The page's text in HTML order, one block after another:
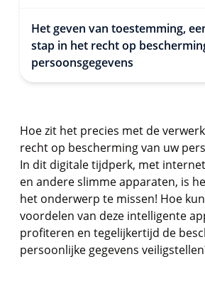
Het geven van toestemming,
stap in het recht op
persoonsgegevens
Hoe zit het precies met de
recht op bescherming van uw
In dit digitale tijdperk, met
en andere slimme apparaten, is
het onderwerp te missen! Hoe
voordelen van deze intelligente
profiteren en tegelijkertijd de
persoonlijke gegevens